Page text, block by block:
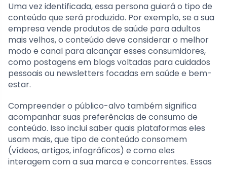
Uma vez identificada, essa persona guiará o tipo de
conteúdo que será produzido. Por exemplo, se a sua
empresa vende produtos de saúde para adultos
mais velhos, o conteúdo deve considerar o melhor
modo e canal para alcançar esses consumidores,
como postagens em blogs voltadas para cuidados
pessoais ou newsletters focadas em saúde e bem-
estar.
Compreender o público-alvo também significa
acompanhar suas preferências de consumo de
conteúdo. Isso inclui saber quais plataformas eles
usam mais, que tipo de conteúdo consomem
(vídeos, artigos, infográficos) e como eles
interagem com a sua marca e concorrentes. Essas